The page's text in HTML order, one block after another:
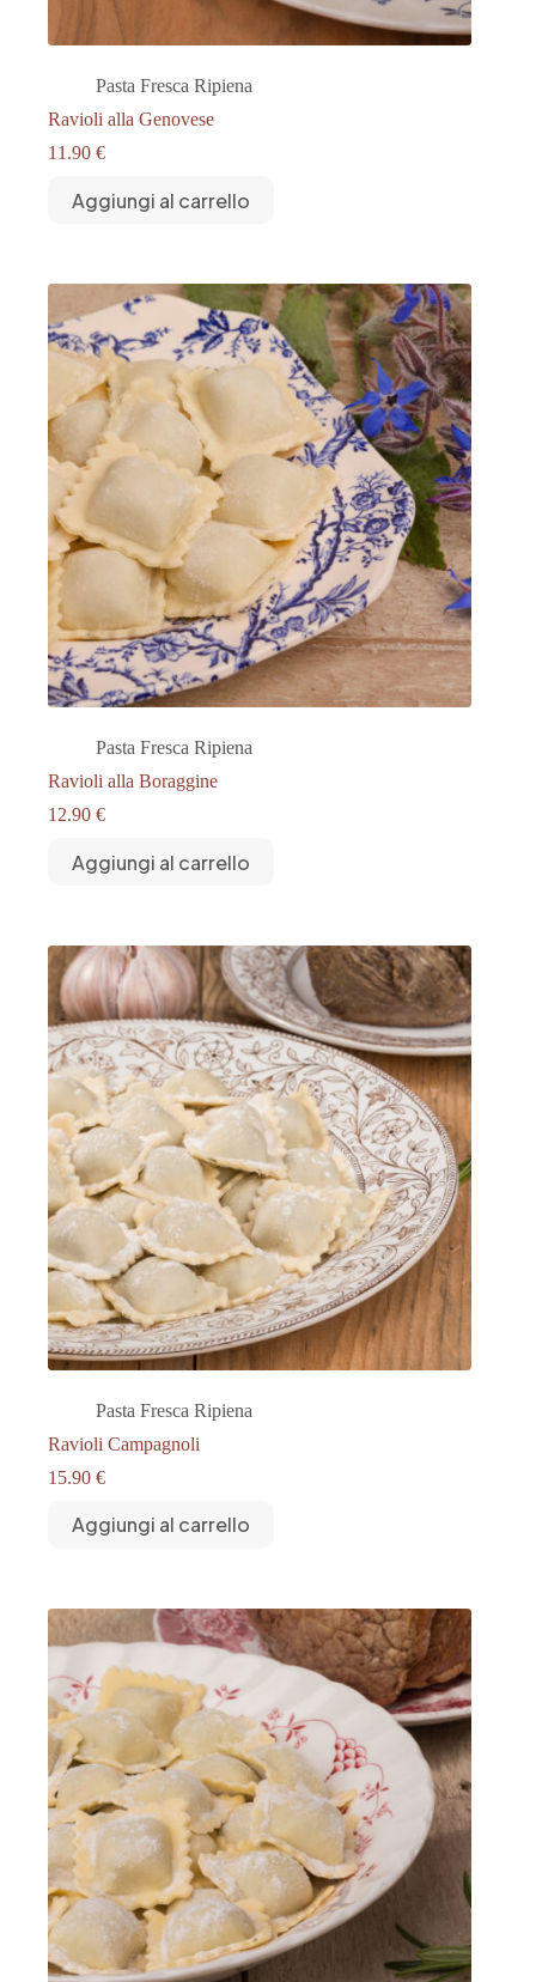
Pasta Fresca Ripiena
Ravioli alla Genovese
11.90 €
Aggiungi al carrello
Pasta Fresca Ripiena
Ravioli alla Boraggine
12.90 €
Aggiungi al carrello
Pasta Fresca Ripiena
Ravioli Campagnoli
15.90 €
Aggiungi al carrello